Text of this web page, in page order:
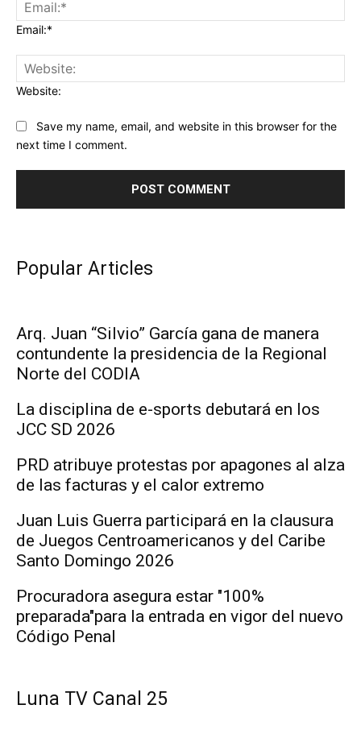
Email:*
Website:
Save my name, email, and website in this browser for the
next time I comment.
Popular Articles
Arq. Juan “Silvio” García gana de manera
contundente la presidencia de la Regional
Norte del CODIA
La disciplina de e-sports debutará en los
JCC SD 2026
PRD atribuye protestas por apagones al alza
de las facturas y el calor extremo
Juan Luis Guerra participará en la clausura
de Juegos Centroamericanos y del Caribe
Santo Domingo 2026
Procuradora asegura estar "100%
preparada"para la entrada en vigor del nuevo
Código Penal
Luna TV Canal 25